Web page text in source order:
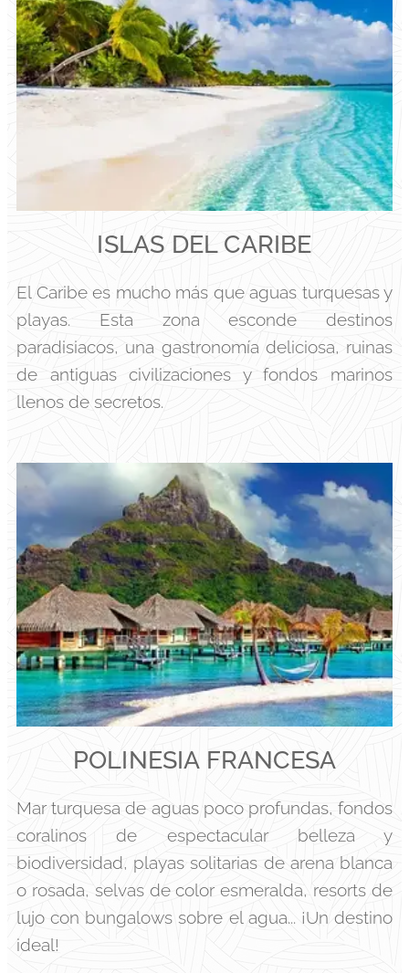
ISLAS DEL CARIBE
El Caribe es mucho más que aguas turquesas y
playas. Esta zona esconde destinos
paradisiacos, una gastronomía deliciosa, ruinas
de antiguas civilizaciones y fondos marinos
llenos de secretos.
POLINESIA FRANCESA
Mar turquesa de aguas poco profundas, fondos
coralinos de espectacular belleza y
biodiversidad, playas solitarias de arena blanca
o rosada, selvas de color esmeralda, resorts de
lujo con bungalows sobre el agua... ¡Un destino
ideal!